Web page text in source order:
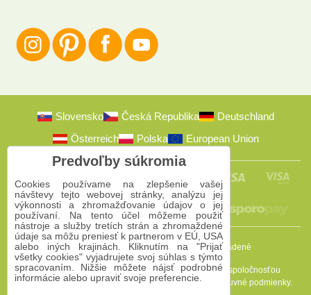
Slovensko Česká Republika
Deutschland
Österreich
Polska European Union
2009-2026 © Bomba s.r.o.Všetky práva vyhradené
Táto stránka je chránená programom reCAPTCHA a spoločnosťou
Google. PlatiaPravidlá ochrany osobných údajov Zmluvné podmienky.
Predvoľby súkromia
Cookies používame na zlepšenie vašej
návštevy tejto webovej stránky, analýzu jej
výkonnosti a zhromažďovanie údajov o jej
používaní. Na tento účel môžeme použiť
nástroje a služby tretích strán a zhromaždené
údaje sa môžu preniesť k partnerom v EÚ, USA
alebo iných krajinách. Kliknutím na "Prijať
všetky cookies" vyjadrujete svoj súhlas s týmto
spracovaním. Nižšie môžete nájsť podrobné
informácie alebo upraviť svoje preferencie.